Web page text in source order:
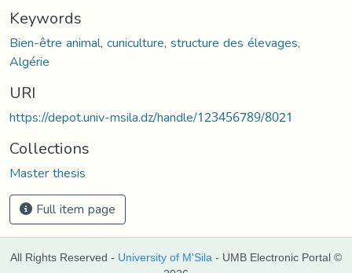
Keywords
Bien-être animal, cuniculture, structure des élevages,
Algérie
URI
https://depot.univ-msila.dz/handle/123456789/8021
Collections
Master thesis
Full item page
All Rights Reserved - University of M'Sila - UMB Electronic Portal ©